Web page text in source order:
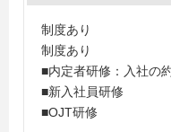
制度あり
制度あり
■内定者研修：入社の
■新入社員研修
■OJT研修